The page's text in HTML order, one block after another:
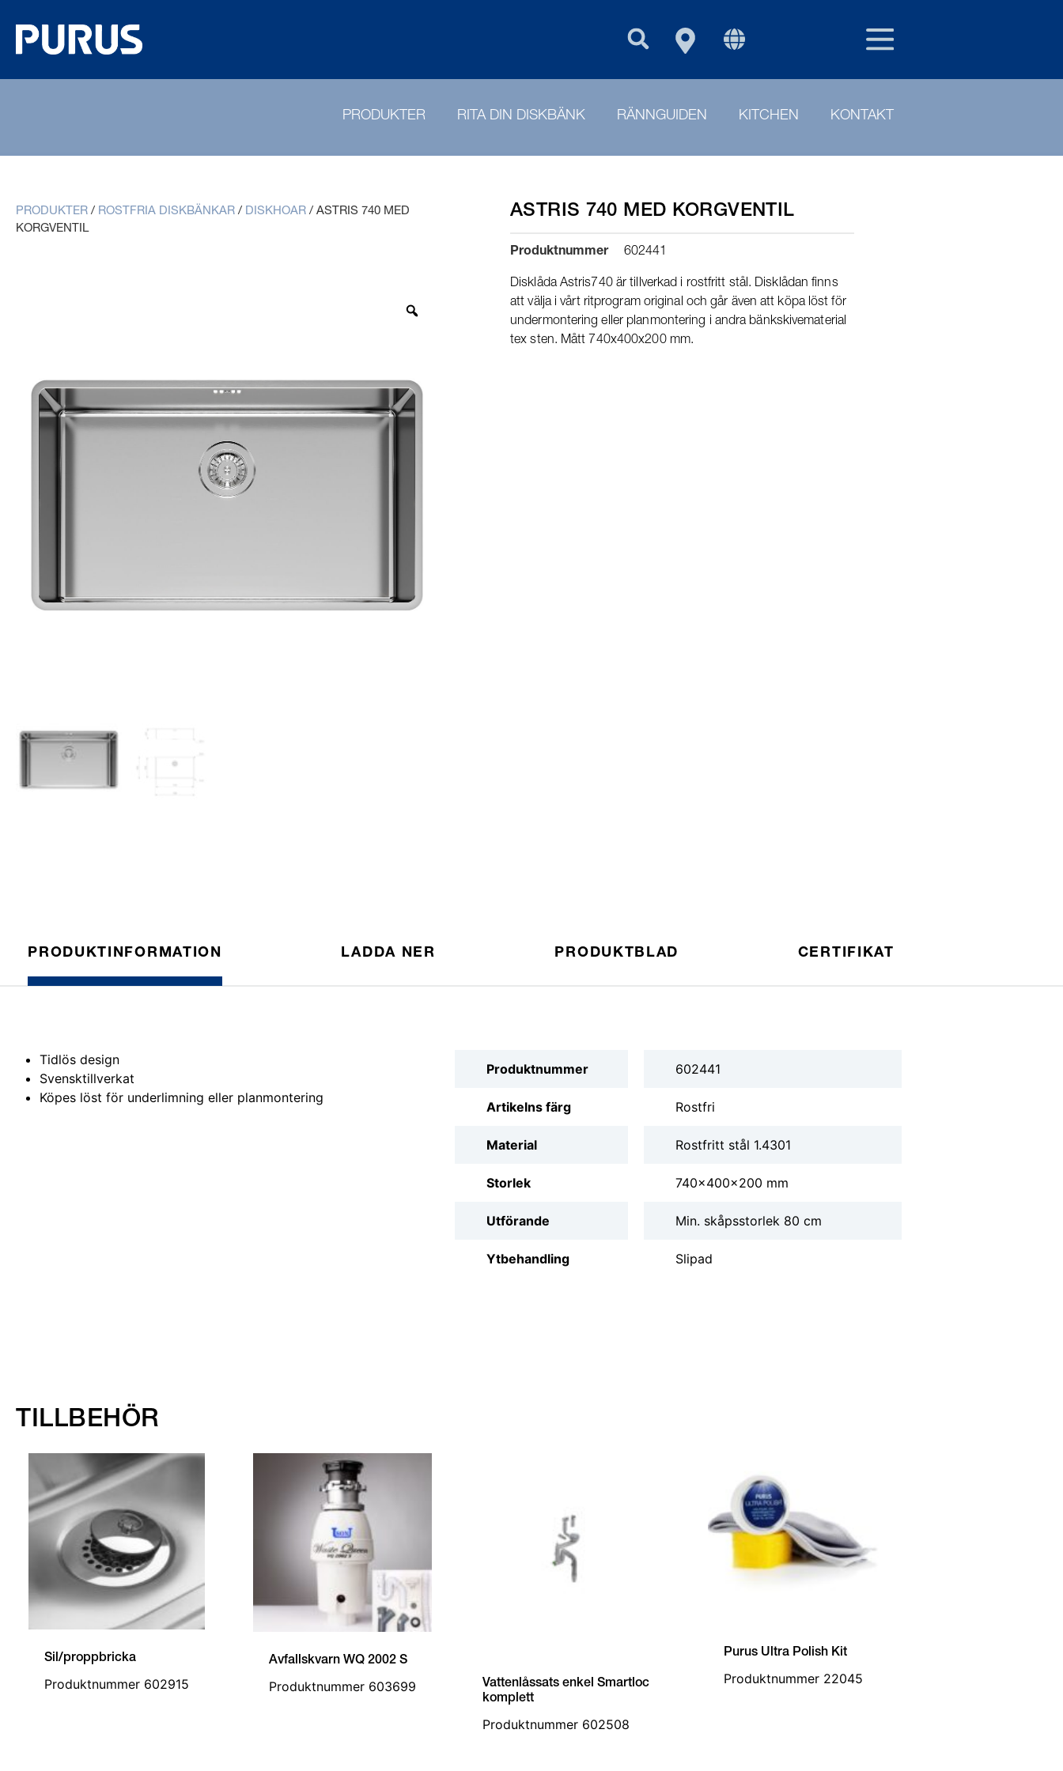
SWE
PURUS GROUP
PRODUKTER RITA DIN DISKBÄNK RÄNNGUIDEN KITCHEN KONTAKT
PRODUKTER / ROSTFRIA DISKBÄNKAR / DISKHOAR / ASTRIS 740 MED
KORGVENTIL
ASTRIS 740 MED KORGVENTIL
Produktnummer 602441
Disklåda Astris740 är tillverkad i rostfritt stål. Disklådan finns
att välja i vårt ritprogram original och går även att köpa löst för
undermontering eller planmontering i andra bänkskivematerial
tex sten. Mått 740x400x200 mm.
PRODUKTINFORMATION LADDA NER PRODUKTBLAD CERTIFIKAT
Tidlös design
Svensktillverkat
Köpes löst för underlimning eller planmontering
Produktnummer 602441
Artikelns färg Rostfri
Material Rostfritt stål 1.4301
Storlek 740x400x200 mm
Utförande Min. skåpsstorlek 80 cm
Ytbehandling Slipad
TILLBEHÖR
Sil/proppbricka
Produktnummer 602915
Avfallskvarn WQ 2002 S
Produktnummer 603699
Vattenlåssats enkel Smartloc
komplett
Produktnummer 602508
Purus Ultra Polish Kit
Produktnummer 22045